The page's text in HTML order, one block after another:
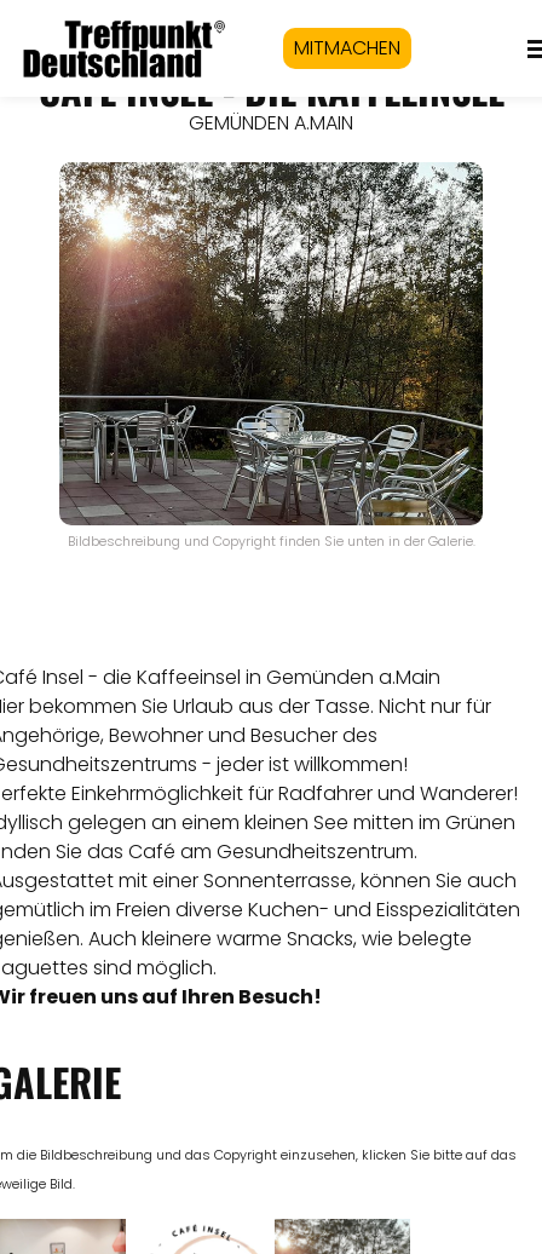
MITMACHEN
CAFÉ INSEL - DIE KAFFEEINSEL
GEMÜNDEN A.MAIN
Bildbeschreibung und Copyright finden Sie unten in der Galerie.
Insel - die Kaffeeinsel in Gemünden a.Main
bekommen Sie Urlaub aus der Tasse. Nicht nur für
Bewohner und Besucher des
- jeder ist willkommen!
Einkehrmöglichkeit für Radfahrer und Wanderer!
gelegen an einem kleinen See mitten im Grünen
Sie das Café am Gesundheitszentrum.
mit einer Sonnenterrasse, können Sie auch
im Freien diverse Kuchen- und Eisspezialitäten
Auch kleinere warme Snacks, wie belegte
sind möglich.
freuen uns auf Ihren Besuch!
die Bildbeschreibung und das Copyright einzusehen, klicken Sie bitte auf das
Bild.